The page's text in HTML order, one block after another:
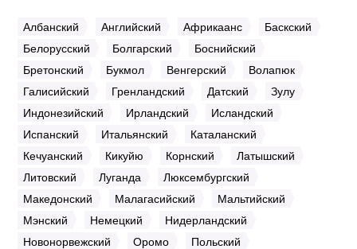
Албанский Английский Африкаанс
Баскский
Белорусский
Болгарский
Боснийский
Бретонский
Букмол Венгерский
Волапюк
Галисийский
Гренландский Датский
Зулу
Индонезийский
Ирландский
Исландский
Испанский
Итальянский
Каталанский
Кечуанский
Кикуйю Корнский
Латышский
Литовский
Луганда
Люксембургский
Македонский
Малагасийский
Мальтийский
Мэнский
Немецкий
Нидерландский
Новонорвежский
Оромо
Польский